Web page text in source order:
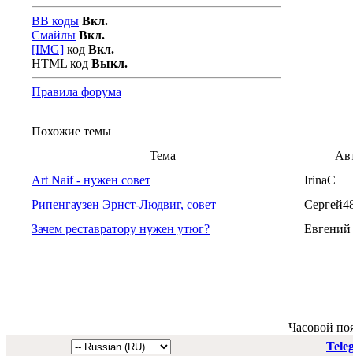
BB коды Вкл.
Смайлы Вкл.
[IMG] код Вкл.
HTML код Выкл.
Правила форума
Похожие темы
Тема
Art Naif - нужен совет
IrinaC
Рипенгаузен Эрнст-Людвиг, совет
Зачем реставратору нужен утюг?
Евгений
Часовой